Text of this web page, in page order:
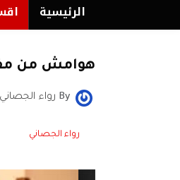
الرئیسية
هوامش من
By رواء الجصاني
رواء الجصاني